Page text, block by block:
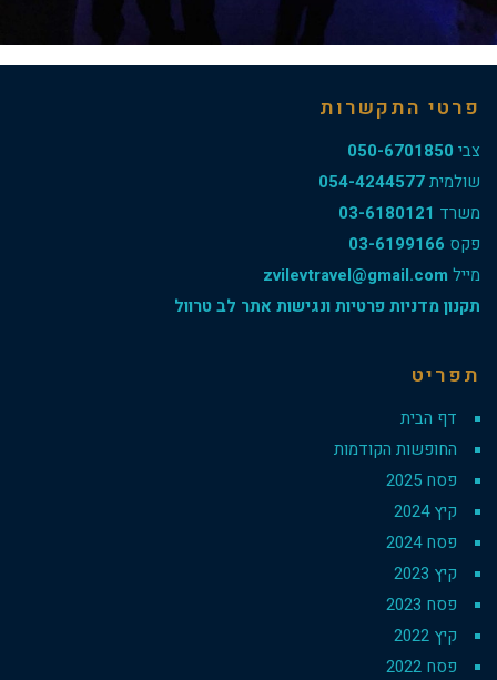
פרטי התקשרות
צבי 050-6701850
שולמית054-4244577
משרד 03-6180121
פקס 03-6199166
מייל zvilevtravel@gmail.com
תקנון מדניות פרטיות ונגישות אתר לב טרוול
תפריט
דף הבית
החופשות הקודמות
פסח 2025
קיץ 2024
פסח 2024
קיץ 2023
פסח 2023
קיץ 2022
פסח 2022